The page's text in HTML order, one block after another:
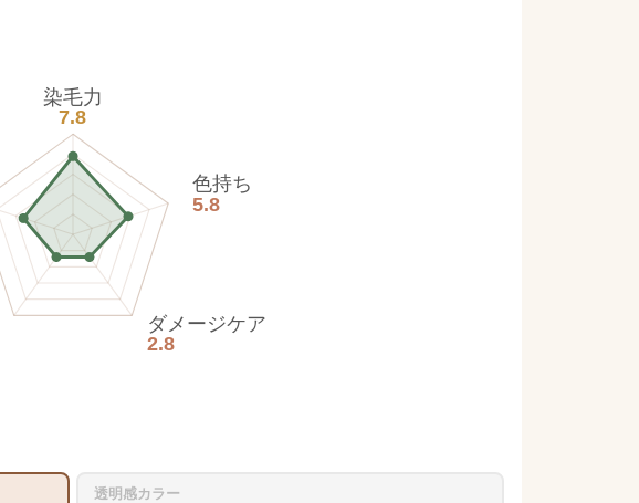
染毛力
7.8
色持ち
5.8
ダメージケア
2.8
透明感カラー